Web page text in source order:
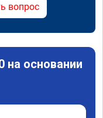
вопрос
на основании